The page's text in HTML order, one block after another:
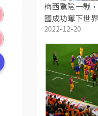
梅西驚險一戰
國成功奪下世
2022-12-20